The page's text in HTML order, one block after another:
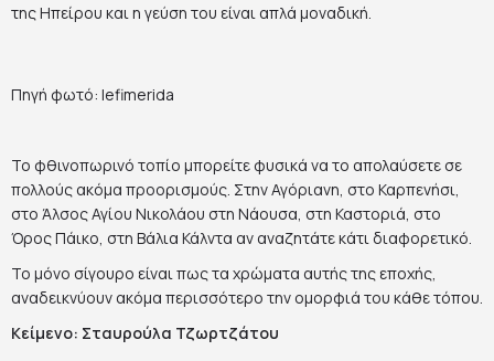
της Ηπείρου και η γεύση του είναι απλά μοναδική.
Πηγή φωτό: Iefimerida
Το φθινοπωρινό τοπίο μπορείτε φυσικά να το απολαύσετε σε
πολλούς ακόμα προορισμούς. Στην Αγόριανη, στο Καρπενήσι,
στο Άλσος Αγίου Νικολάου στη Νάουσα, στη Καστοριά, στο
Όρος Πάικο, στη Βάλια Κάλντα αν αναζητάτε κάτι διαφορετικό.
Το μόνο σίγουρο είναι πως τα χρώματα αυτής της εποχής,
αναδεικνύουν ακόμα περισσότερο την ομορφιά του κάθε τόπου.
Κείμενο: Σταυρούλα Τζωρτζάτου